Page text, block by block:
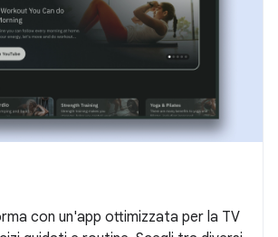
con un'app ottimizzata per la TV